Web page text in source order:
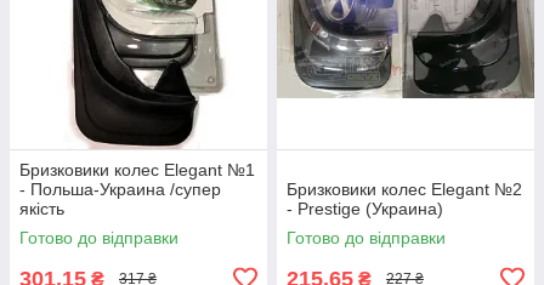
Бризковики колес Elegant №1
- Польша-Украина /супер
якість
Готово до відправки
301,15 ₴ 317 ₴
Бризковики колес Elegant №2
- Prestige (Украина)
Готово до відправки
215,65 ₴ 227 ₴